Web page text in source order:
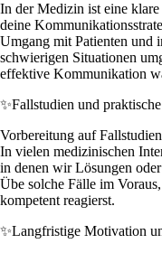
In der Medizin ist eine
deine
Umgang mit Patienten und
schwierigen Situationen
effektive Kommunikation
✨Fallstudien und
Vorbereitung auf
In vielen medizinischen
in denen wir Lösungen
Übe solche Fälle im
kompetent reagierst.
✨Langfristige Motivation